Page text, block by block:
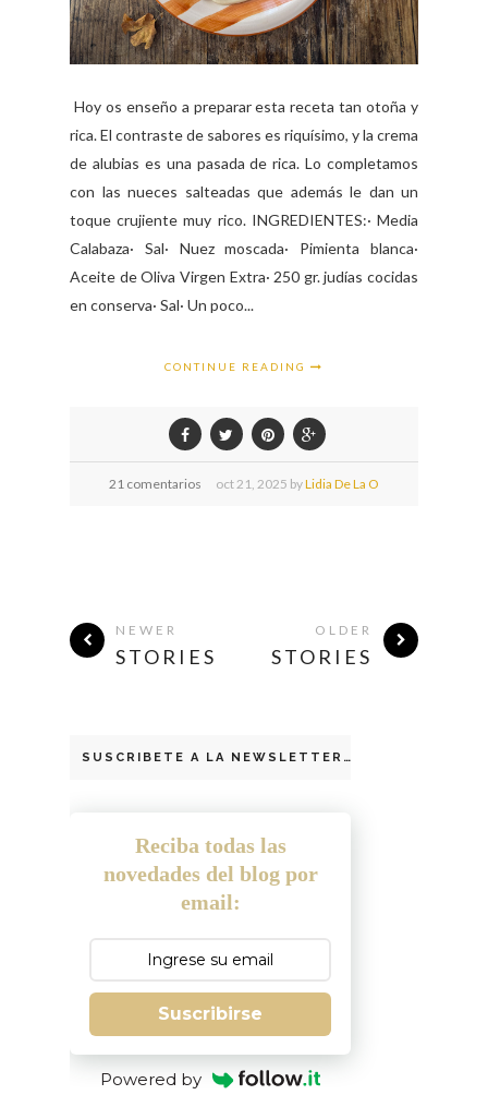
Hoy os enseño a preparar esta receta tan otoña y
rica. El contraste de sabores es riquísimo, y la crema
de alubias es una pasada de rica. Lo completamos
con las nueces salteadas que además le dan un
toque crujiente muy rico. INGREDIENTES:· Media
Calabaza· Sal· Nuez moscada· Pimienta blanca·
Aceite de Oliva Virgen Extra· 250 gr. judías cocidas
en conserva· Sal· Un poco...
CONTINUE READING
21 comentarios oct 21, 2025 byLidia De La O
NEWER
STORIES
OLDER
STORIES
SUSCRIBETE A LA NEWSLETTER
Reciba todas las
novedades del blog por
email:
Suscribirse
Powered by